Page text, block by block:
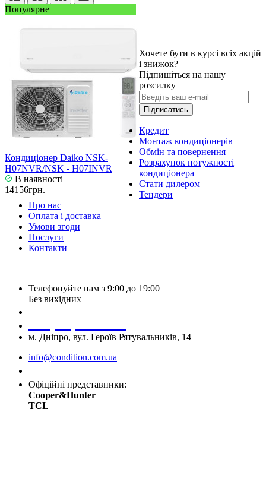
Популярне
Кондиціонер Daiko NSK-
H07NVR/NSK - H07INVR
В наявності
14156грн.
Хочете бути в курсі всіх акцій
і знижок?
Підпишіться на нашу
розсилку
Підписатись
Кредит
Монтаж кондиціонерів
Обмін та повернення
Розрахунок потужності
кондиціонера
Стати дилером
Тендери
Про нас
Оплата і доставка
Умови згоди
Послуги
Контакти
Телефонуйте нам з 9:00 до 19:00
Без вихідних
м. Дніпро, вул. Героїв Рятувальників, 14
info@condition.com.ua
Офіційні представники:
Cooper&Hunter
TCL